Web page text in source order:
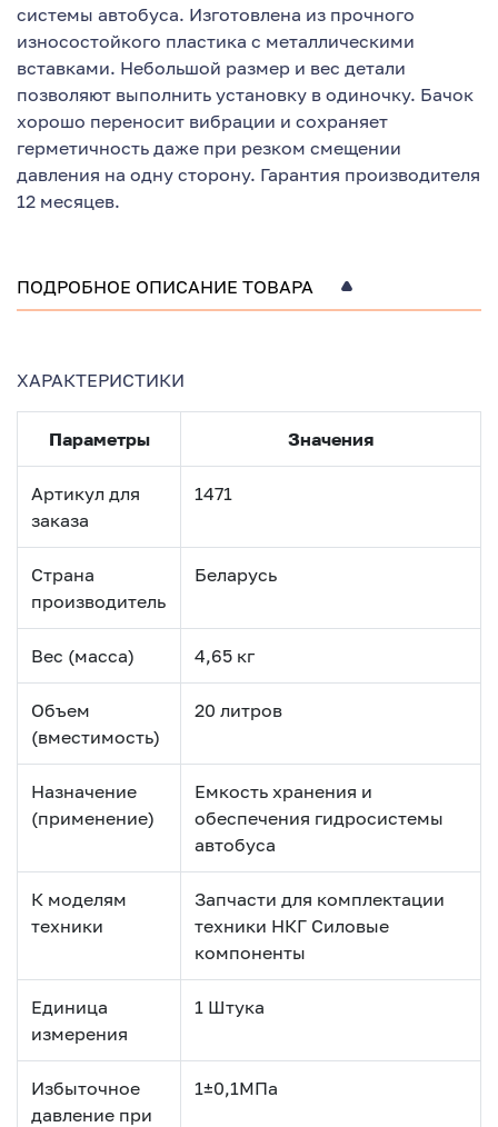
системы автобуса. Изготовлена из прочного
износостойкого пластика с металлическими
вставками. Небольшой размер и вес детали
позволяют выполнить установку в одиночку. Бачок
хорошо переносит вибрации и сохраняет
герметичность даже при резком смещении
давления на одну сторону. Гарантия производителя
12 месяцев.
ПОДРОБНОЕ ОПИСАНИЕ ТОВАРА
ХАРАКТЕРИСТИКИ
Параметры Значения
Артикул для
заказа
1471
Страна
производитель
Беларусь
Вес (масса) 4,65 кг
Объем
(вместимость)
20 литров
Назначение
(применение)
Емкость хранения и
обеспечения гидросистемы
автобуса
К моделям
техники
Запчасти для комплектации
техники НКГ Силовые
компоненты
Единица
измерения
1 Штука
Избыточное
давление при
1±0,1МПа